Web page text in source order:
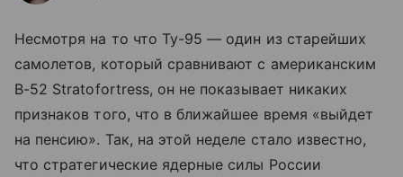
Несмотря на то что Ту-95— один из старейших
самолетов, который сравнивают с американским
B-52 Stratofortress, он не показывает никаких
признаков того, что в ближайшее время «выйдет
на пенсию». Так, на этой неделе стало известно,
что стратегические ядерные силы России